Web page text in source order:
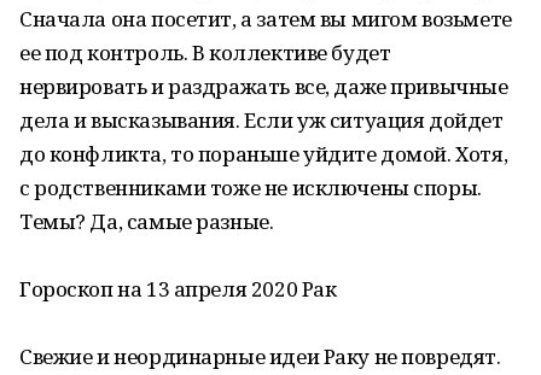
Сначала она посетит, а затем вы мигом возьмете
ее под контроль. В коллективе будет
нервировать и раздражать все, даже привычные
дела и высказывания. Если уж ситуация дойдет
до конфликта, то пораньше уйдите домой. Хотя,
с родственниками тоже не исключены споры.
Темы? Да, самые разные.
Гороскоп на 13 апреля 2020 Рак
Свежие и неординарные идеи Раку не повредят.